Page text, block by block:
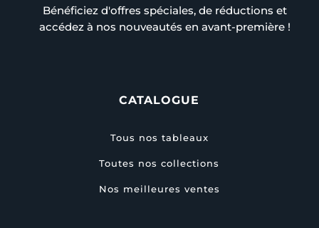
Bénéficiez d'offres spéciales, de réductions et
accédez à nos nouveautés en avant-première !
CATALOGUE
Tous nos tableaux
Toutes nos collections
Nos meilleures ventes